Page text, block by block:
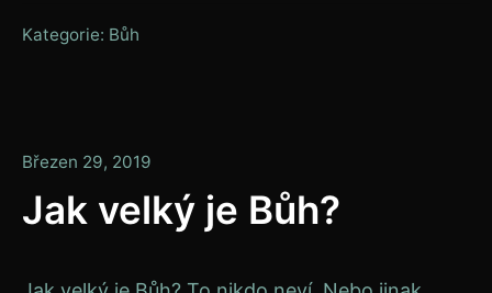
Kategorie: Bůh
Březen 29, 2019
2020
Jak velký je Bůh?